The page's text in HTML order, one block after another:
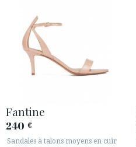
Fantine
240 €
Sandales à talons moyens en cuir